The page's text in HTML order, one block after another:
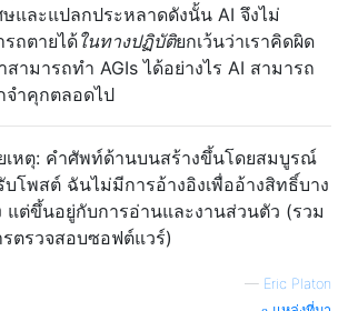
ษและแปลกประหลาดดังนั้น AI จึงไม่
รถตายได้ในทางปฏิบัติยกเว้นว่าเราคิดผิด
สามารถทำ AGIs ได้อย่างไร AI สามารถ
จำคุกตลอดไป
เหตุ: คำศัพท์ด้านบนสร้างขึ้นโดยสมบูรณ์
บโพสต์ ฉันไม่มีการอ้างอิงเพื่ออ้างสิทธิ์บาง
แต่ขึ้นอยู่กับการอ่านและงานส่วนตัว (รวม
รตรวจสอบซอฟต์แวร์)
— Eric Platon